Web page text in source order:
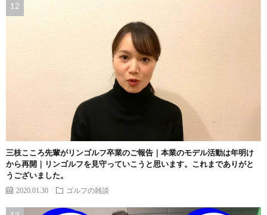
三枝こころ先輩がリンゴルフ卒業のご報告｜本業のモデル活動は年明け
から再開｜リンゴルフを見守っていこうと思います。これまでありがと
うございました。
2020.01.30 ゴルフの雑談